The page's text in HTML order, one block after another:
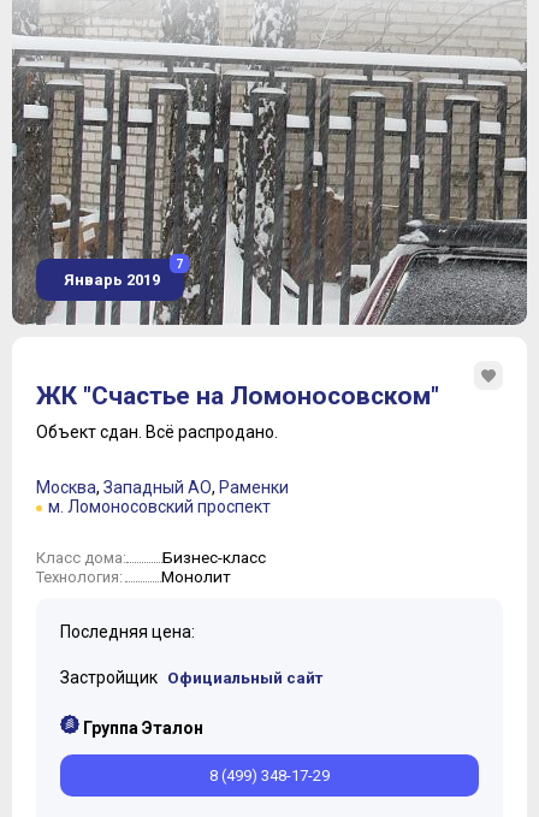
Январь 2019
7
ЖК "Счастье на Ломоносовском"
Объект сдан. Всё распродано.
Москва, Западный АО, Раменки
м. Ломоносовский проспект
Класс дома: Бизнес-класс
Технология: Монолит
Последняя цена:
Застройщик Официальный сайт
Группа Эталон
8 (499) 348-17-29